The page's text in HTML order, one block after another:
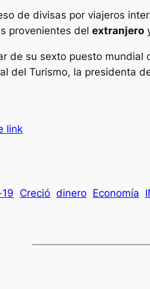
de divisas por viajeros
provenientes del extranjero
de su sexto puesto mundial
del Turismo, la presidenta
link
Creció dinero Economía